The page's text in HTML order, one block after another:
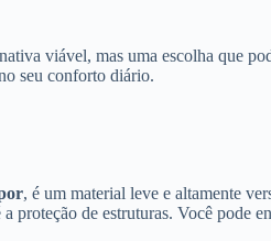
viável, mas uma escolha que
seu conforto diário.
, é um material leve e altamente
proteção de estruturas. Você pode